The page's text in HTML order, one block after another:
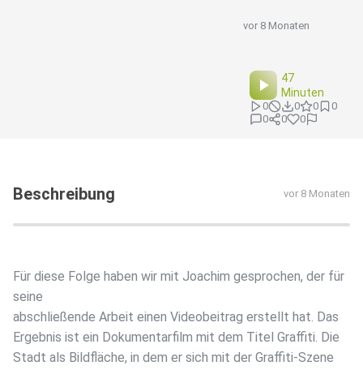
vor 8 Monaten
47
Minuten
0 0 0
0
0
0 0
Beschreibung vor 8 Monaten
Für diese Folge haben wir mit Joachim gesprochen, der für
seine
abschließende Arbeit einen Videobeitrag erstellt hat. Das
Ergebnis ist ein Dokumentarfilm mit dem Titel Graffiti. Die
Stadt als Bildfläche, in dem er sich mit der Graffiti-Szene